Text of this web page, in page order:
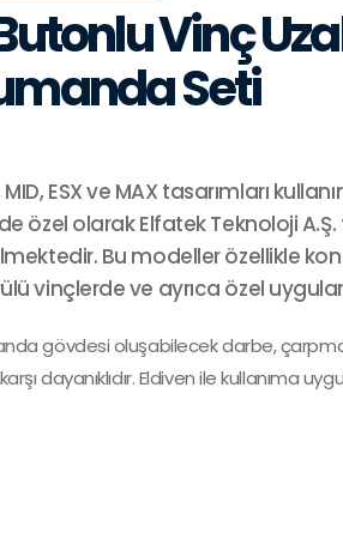
Vinç
Seti
MID, ESX ve MAX tasarımları
özel olarak Elfatek Teknoloji
Bu modeller özellikle
vinçlerde ve ayrıca özel
gövdesi oluşabilecek darbe,
dayanıklıdır. Eldiven ile kullanıma